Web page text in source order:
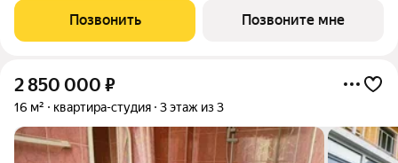
гостиная, кабинет или детская решать вам. Отдельная кухня
сохраняет чистоту и уют
Позвонить Позвоните мне
2 850 000 ₽
16 м² квартира-студия 3 этаж из 3